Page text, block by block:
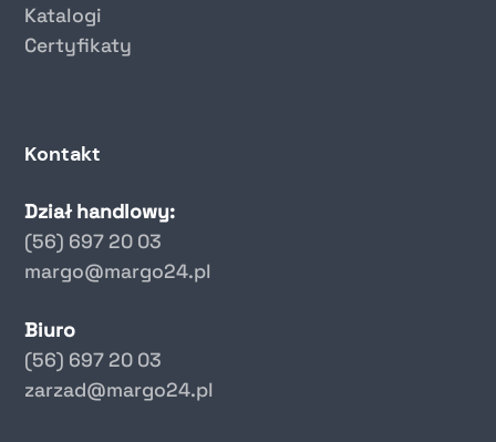
Katalogi
Certyfikaty
Kontakt
Dział handlowy:
(56) 697 20 03
margo@margo24.pl
Biuro
(56) 697 20 03
zarzad@margo24.pl